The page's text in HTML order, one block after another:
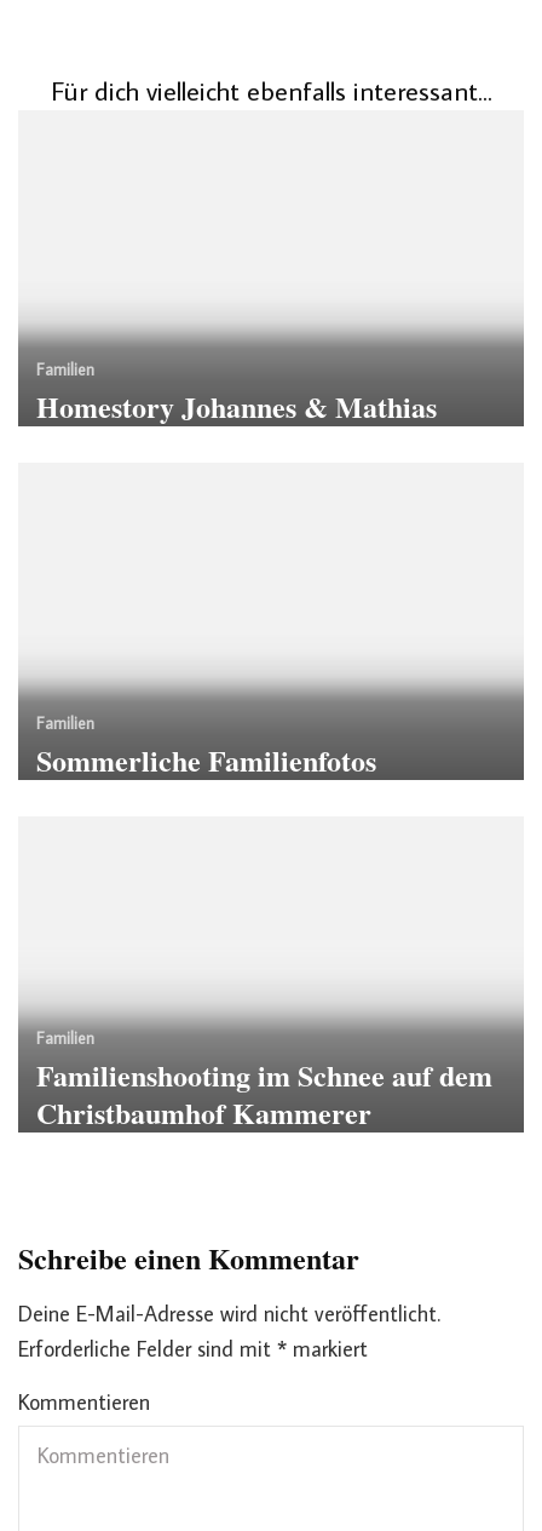
Für dich vielleicht ebenfalls interessant...
Familien
Homestory Johannes & Mathias
Familien
Sommerliche Familienfotos
Familien
Familienshooting im Schnee auf dem
Christbaumhof Kammerer
Schreibe einen Kommentar
Deine E-Mail-Adresse wird nicht veröffentlicht.
Erforderliche Felder sind mit * markiert
Kommentieren